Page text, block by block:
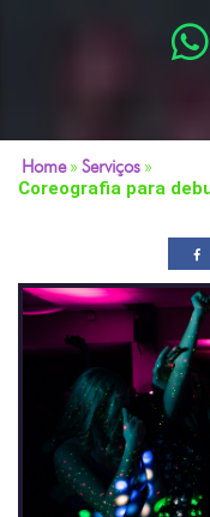
Home » Serviços »
Coreografia para